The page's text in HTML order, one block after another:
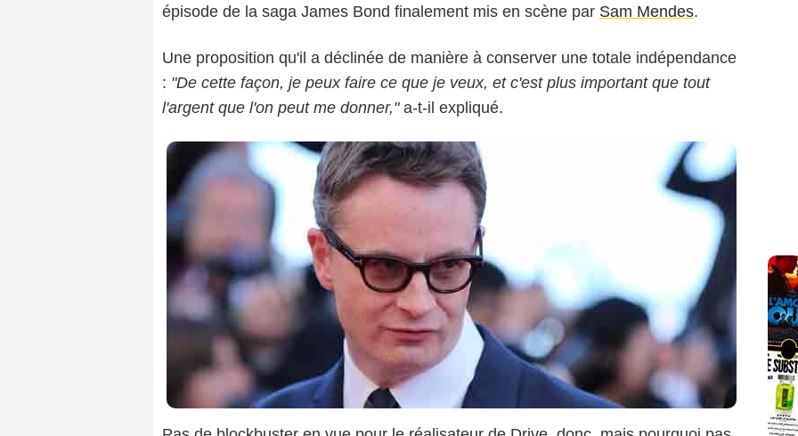
épisode de la saga James Bond finalement mis en scène par Sam Mendes.
Une proposition qu'il a déclinée de manière à conserver une totale indépendance
: "De cette façon, je peux faire ce que je veux, et c'est plus important que tout
l'argent que l'on peut me donner,"a-t-il expliqué.